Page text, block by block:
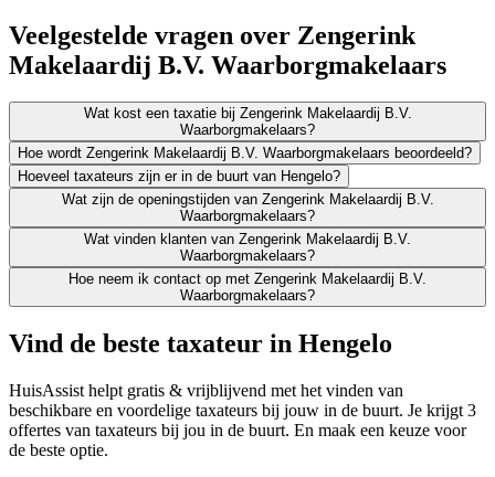
Veelgestelde vragen over Zengerink
Makelaardij B.V. Waarborgmakelaars
Wat kost een taxatie bij Zengerink Makelaardij B.V.
Waarborgmakelaars?
Hoe wordt Zengerink Makelaardij B.V. Waarborgmakelaars beoordeeld?
Hoeveel taxateurs zijn er in de buurt van Hengelo?
Wat zijn de openingstijden van Zengerink Makelaardij B.V.
Waarborgmakelaars?
Wat vinden klanten van Zengerink Makelaardij B.V.
Waarborgmakelaars?
Hoe neem ik contact op met Zengerink Makelaardij B.V.
Waarborgmakelaars?
Vind de beste taxateur in Hengelo
HuisAssist helpt gratis & vrijblijvend met het vinden van
beschikbare en voordelige taxateurs bij jouw in de buurt. Je krijgt 3
offertes van taxateurs bij jou in de buurt. En maak een keuze voor
de beste optie.